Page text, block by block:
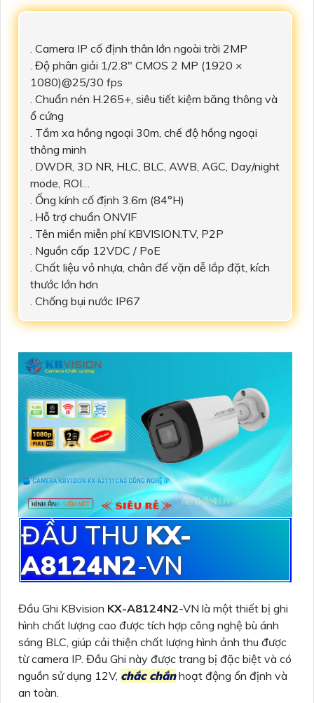
. Camera IP cố định thân lớn ngoài trời 2MP
. Độ phân giải 1/2.8" CMOS 2 MP (1920 ×
1080)@25/30 fps
. Chuẩn nén H.265+, siêu tiết kiệm băng thông và
ổ cứng
. Tầm xa hồng ngoại 30m, chế độ hồng ngoại
thông minh
. DWDR, 3D NR, HLC, BLC, AWB, AGC, Day/night
mode, ROI…
. Ống kính cố định 3.6m (84°H)
. Hỗ trợ chuẩn ONVIF
. Tên miền miễn phí KBVISION.TV, P2P
. Nguồn cấp 12VDC / PoE
. Chất liệu vỏ nhựa, chân đế vặn dễ lắp đặt, kích
thước lớn hơn
. Chống bụi nước IP67
ĐẦU THU KX-
A8124N2-VN
Đầu Ghi KBvision KX-A8124N2-VN là một thiết bị ghi
hình chất lượng cao được tích hợp công nghệ bù ánh
sáng BLC, giúp cải thiện chất lượng hình ảnh thu được
từ camera IP. Đầu Ghi này được trang bị đặc biệt và có
nguồn sử dụng 12V, chắc chắnhoạt động ổn định và
an toàn.